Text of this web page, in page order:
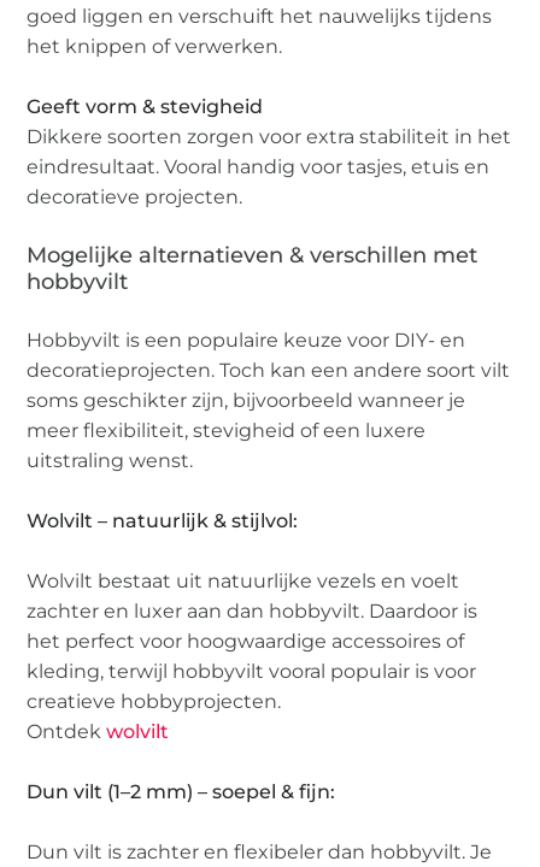
goed liggen en verschuift het nauwelijks tijdens
het knippen of verwerken.
Geeft vorm & stevigheid
Dikkere soorten zorgen voor extra stabiliteit in het
eindresultaat. Vooral handig voor tasjes, etuis en
decoratieve projecten.
Mogelijke alternatieven & verschillen met
hobbyvilt
Hobbyvilt is een populaire keuze voor DIY- en
decoratieprojecten. Toch kan een andere soort vilt
soms geschikter zijn, bijvoorbeeld wanneer je
meer flexibiliteit, stevigheid of een luxere
uitstraling wenst.
Wolvilt – natuurlijk & stijlvol:
Wolvilt bestaat uit natuurlijke vezels en voelt
zachter en luxer aan dan hobbyvilt. Daardoor is
het perfect voor hoogwaardige accessoires of
kleding, terwijl hobbyvilt vooral populair is voor
creatieve hobbyprojecten.
Ontdekwolvilt
Dun vilt (1–2 mm) – soepel & fijn:
Dun vilt is zachter en flexibeler dan hobbyvilt. Je